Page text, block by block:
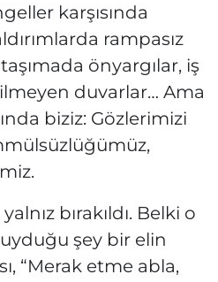
karşısında
rampasız
önyargılar, iş
duvarlar… Ama
biziz: Gözlerimizi
bırakıldı. Belki o
şey bir elin
“Merak etme abla,